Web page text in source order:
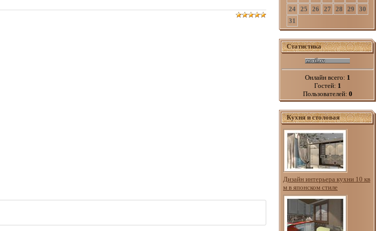
24
25 26 27 28 29
30
31
Статистика
Онлайн всего: 1
Гостей: 1
Пользователей: 0
Кухня и столовая
Дизайн интерьера кухни 10 кв
м в японском стиле